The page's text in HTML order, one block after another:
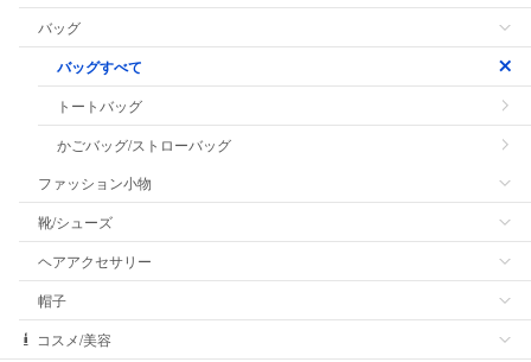
バッグ
バッグすべて
トートバッグ
かごバッグ/ストローバッグ
ファッション小物
靴/シューズ
ヘアアクセサリー
帽子
コスメ/美容